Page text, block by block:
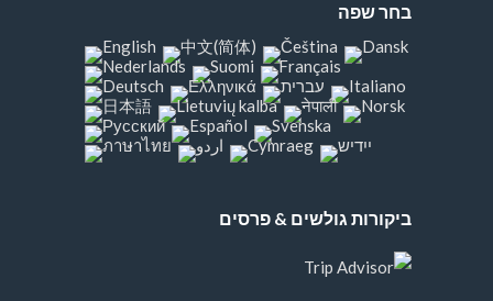
בחר שפה
ביקורות גולשים & פרסים